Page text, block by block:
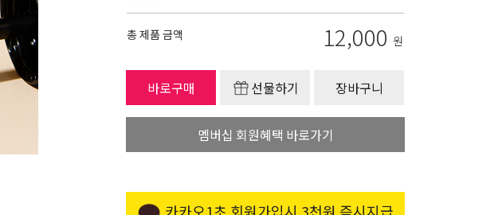
총 제품 금액 12,000 원
바로구매 선물하기 장바구니
멤버십 회원혜택 바로가기